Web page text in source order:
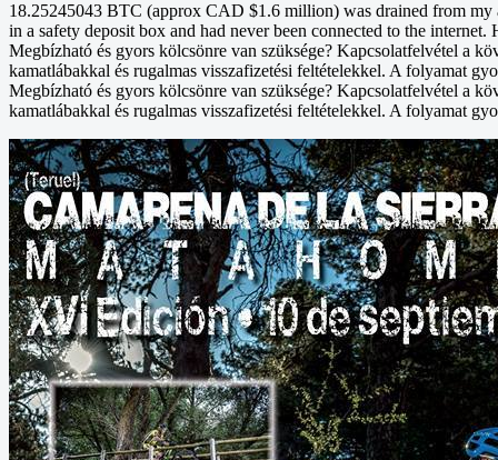
18.25245043 BTC (approx CAD $1.6 million) was drained from
in a safety deposit box and had never been connected to the
Megbízható és gyors kölcsönre van szüksége? Kapcsolatfelvétel a
kamatlábakkal és rugalmas visszafizetési feltételekkel. A folyamat
Megbízható és gyors kölcsönre van szüksége? Kapcsolatfelvétel a
kamatlábakkal és rugalmas visszafizetési feltételekkel. A folyamat